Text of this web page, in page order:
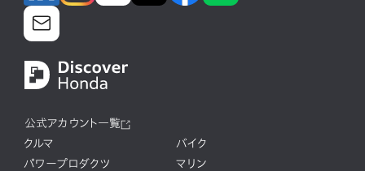
公式アカウント一覧
クルマ
バイク
パワープロダクツ
マリン